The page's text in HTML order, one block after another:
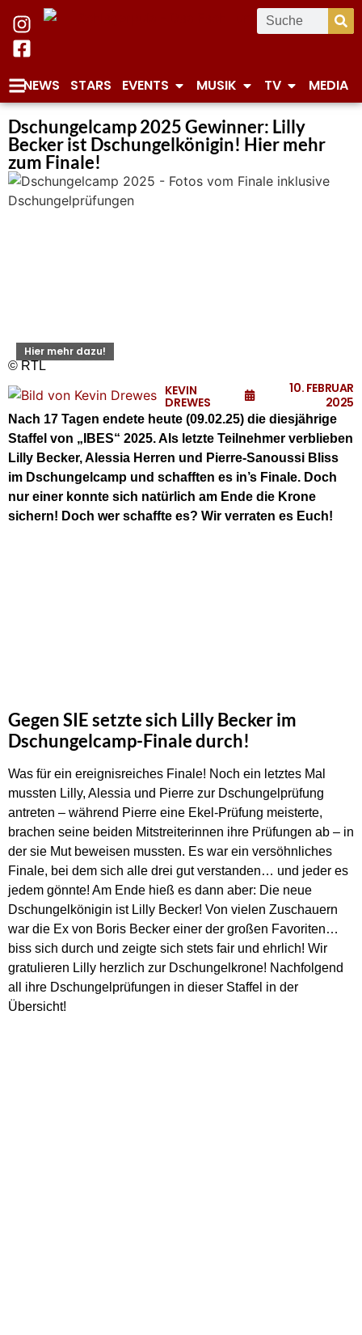
NEWS STARS EVENTS MUSIK TV MEDIA
Dschungelcamp 2025 Gewinner: Lilly
Becker ist Dschungelkönigin! Hier mehr
zum Finale!
Hier mehr dazu!
© RTL
KEVIN
DREWES
10. FEBRUAR
2025
Nach 17 Tagen endete heute (09.02.25) die diesjährige
Staffel von „IBES“ 2025. Als letzte Teilnehmer verblieben
Lilly Becker, Alessia Herren und Pierre-Sanoussi Bliss
im Dschungelcamp und schafften es in’s Finale. Doch
nur einer konnte sich natürlich am Ende die Krone
sichern! Doch wer schaffte es? Wir verraten es Euch!
Gegen SIE setzte sich Lilly Becker im
Dschungelcamp-Finale durch!
Was für ein ereignisreiches Finale! Noch ein letztes Mal
mussten Lilly, Alessia und Pierre zur Dschungelprüfung
antreten – während Pierre eine Ekel-Prüfung meisterte,
brachen seine beiden Mitstreiterinnen ihre Prüfungen ab – in
der sie Mut beweisen mussten. Es war ein versöhnliches
Finale, bei dem sich alle drei gut verstanden… und jeder es
jedem gönnte! Am Ende hieß es dann aber: Die neue
Dschungelkönigin ist Lilly Becker! Von vielen Zuschauern
war die Ex von Boris Becker einer der großen Favoriten…
biss sich durch und zeigte sich stets fair und ehrlich! Wir
gratulieren Lilly herzlich zur Dschungelkrone! Nachfolgend
all ihre Dschungelprüfungen in dieser Staffel in der
Übersicht!